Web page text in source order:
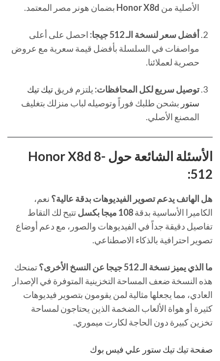
الأصلية من Honor X8d بضمان هونر مصر المعتمد.
أفضل سعر لنسخة الـ 512 جيجا:
احصل على أعلى
مواصفات في السلسلة بأفضل قيمة سعرية مع عروض
حصرية لعملائنا.
توصيل سريع لكل المحافظات: يلتزم فريقتيك تيك
ستور بشحن طلبك فوراً وتوصيله لباب منزلك بتغليف
المصنع الأصلي.
الأسئلة الشائعة حول Honor X8d 8-
512:
هل الهاتف يدعم تصوير الفيديوهات بدقة عالية؟ نعم،
الكاميرا الأساسية بدقة108 ميجا بكسل
تتيح لك التقاط
تفاصيل دقيقة جداً في الفيديوهات والصور، مع دعم أوضاع
تصوير احترافية بالذكاء الاصطناعي.
ما الذي يميز نسخة الـ 512 جيجا عن النسخ الأخرى؟
تمنحك
هذه النسخة ضعف المساحة التخزينية المتوفرة في الإصدار
العادي، مما يجعلها مثالية لمن يقومون بتصوير فيديوهات
كثيرة أو هواة الألعاب الضخمة الذين يحتاجون لمساحة
تخزين كبيرة دون الحاجة لكارت ميموري.
صفحة تيك تيك ستور علي فيس بوك